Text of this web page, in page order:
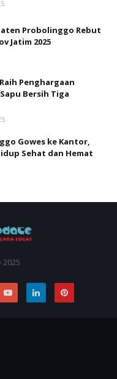
Probolinggo Rebut
Jatim 2025
Penghargaan
Bersih Tiga
Gowes ke Kantor,
Sehat dan Hemat
2025